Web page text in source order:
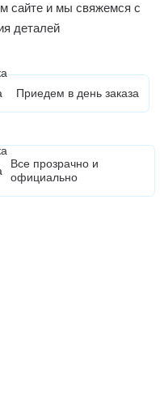
сайте и мы свяжемся с
деталей
Приедем в день заказа
Все прозрачно и
официально